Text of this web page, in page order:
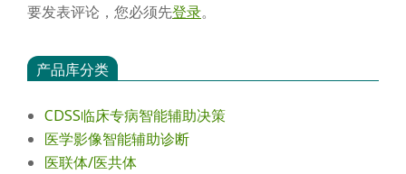
要发表评论，您必须先登录。
产品库分类
CDSS临床专病智能辅助决策
医学影像智能辅助诊断
医联体/医共体